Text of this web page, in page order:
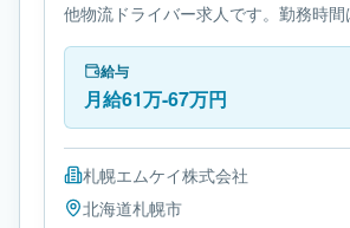
他物流ドライバー求人です。勤務時
す。必要免許は- 免許取得制度ありで
給与
月給61万-67万円
札幌エムケイ株式会社
北海道札幌市